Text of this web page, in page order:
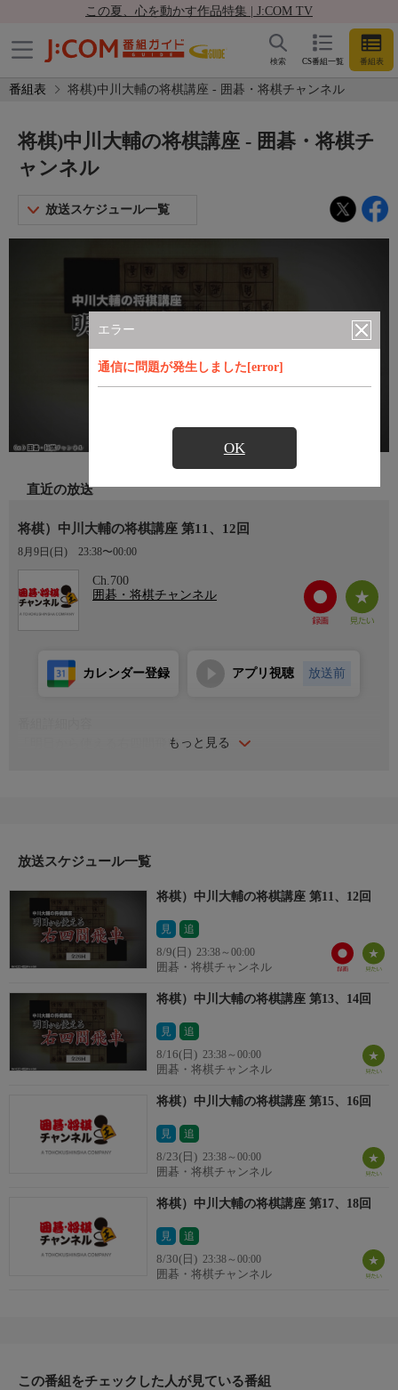
この夏、心を動かす作品特集 | J:COM TV
CS番組一覧 番組表
検索
番組表 将棋)中川大輔の将棋講座 - 囲碁・将棋チャンネル
エラー
通信に問題が発生しました[error]
OK
将棋)中川大輔の将棋講座 - 囲碁・将棋チ
ャンネル
放送スケジュール一覧
直近の放送
将棋）中川大輔の将棋講座 第11、12回
8月9日(日) 23:38〜00:00
Ch.700
囲碁・将棋チャンネル
もっと見る
カレンダー登録 アプリ視聴 放送前
「明日から使える右四間飛車」
放送スケジュール一覧
将棋）中川大輔の将棋講座 第11、12回
見 追
8/9(日) 23:38～00:00
囲碁・将棋チャンネル
将棋）中川大輔の将棋講座 第13、14回
見 追
8/16(日) 23:38～00:00
囲碁・将棋チャンネル
将棋）中川大輔の将棋講座 第15、16回
見 追
8/23(日) 23:38～00:00
囲碁・将棋チャンネル
将棋）中川大輔の将棋講座 第17、18回
見 追
8/30(日) 23:38～00:00
囲碁・将棋チャンネル
この番組をチェックした人が見ている番組